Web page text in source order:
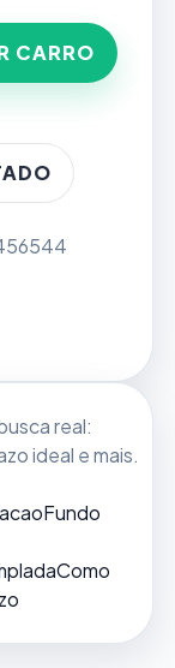
CARRO
real:
ideal e mais.
Fundo
Como